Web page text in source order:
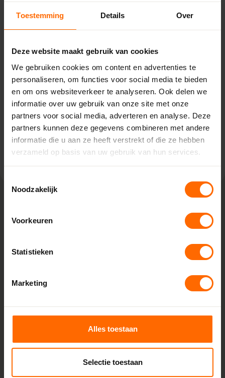
Toestemming Details Over
Deze website maakt gebruik van cookies
We gebruiken cookies om content en advertenties te
personaliseren, om functies voor social media te bieden
en om ons websiteverkeer te analyseren. Ook delen we
informatie over uw gebruik van onze site met onze
partners voor social media, adverteren en analyse. Deze
partners kunnen deze gegevens combineren met andere
informatie die u aan ze heeft verstrekt of die ze hebben
verzameld op basis van uw gebruik van hun services.
Noodzakelijk
Voorkeuren
Statistieken
Marketing
Alles toestaan
Selectie toestaan
Pick-up point
dieverbrug@skodora.nl
Selecteren als mijn vestiging
Lokaal geproduceerd in onze eigen
bron, zonder tussenhandelaren. Met onze fabrieken in
korte productietijden en topkwaliteit. Wij maken kunststof
online en wij leveren ze vanaf vijf werkdagen af bij een van
altijd voor je klaar.